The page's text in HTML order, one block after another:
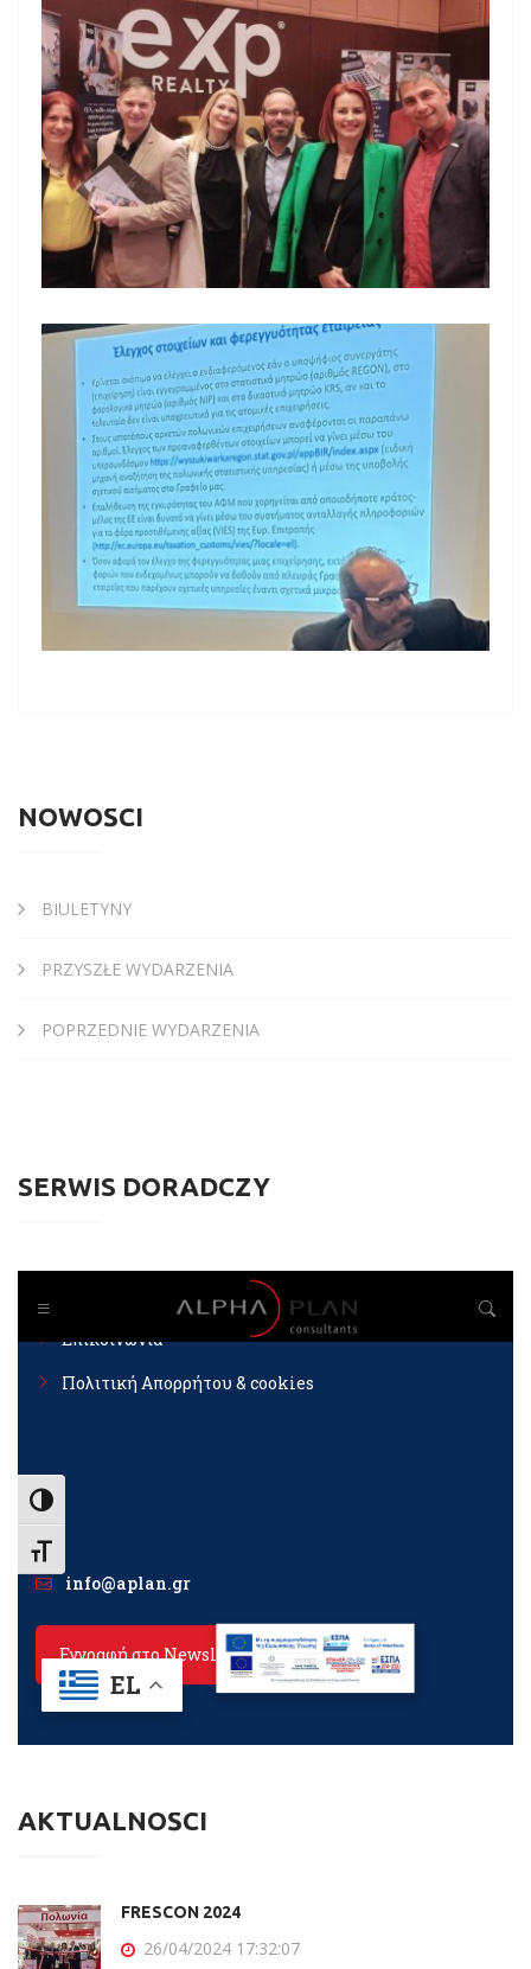
NOWOŚCI
BIULETYNY
PRZYSZŁE WYDARZENIA
POPRZEDNIE WYDARZENIA
SERWIS DORADCZY
AKTUALNOŚCI
FRESCON 2024
26/04/2024 17:32:07